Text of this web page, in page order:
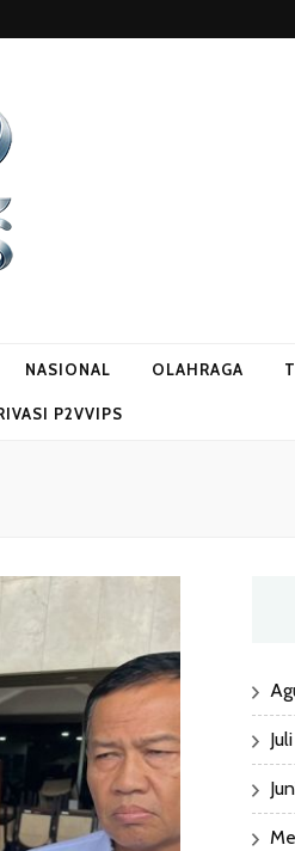
NASIONAL OLAHRAGA
P2VVIPS